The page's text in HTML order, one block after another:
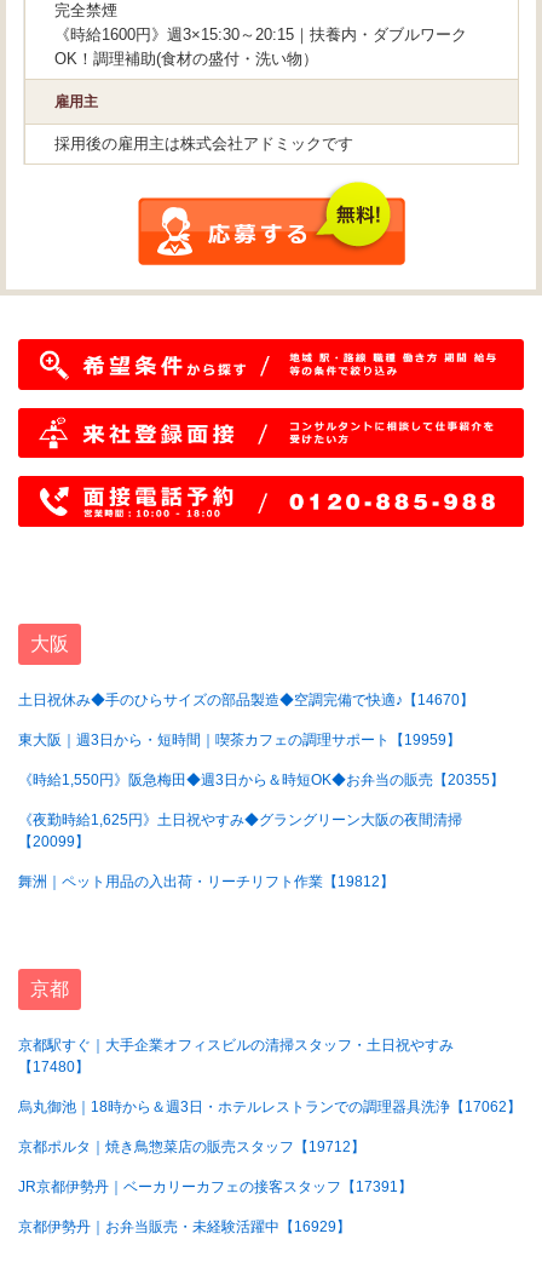
完全禁煙
《時給1600円》週3×15:30～20:15｜扶養内・ダブルワーク
OK！調理補助(食材の盛付・洗い物）
雇用主
採用後の雇用主は株式会社アドミックです
大阪
土日祝休み◆手のひらサイズの部品製造◆空調完備で快適♪【14670】
東大阪｜週3日から・短時間｜喫茶カフェの調理サポート【19959】
《時給1,550円》阪急梅田◆週3日から＆時短OK◆お弁当の販売【20355】
《夜勤時給1,625円》土日祝やすみ◆グラングリーン大阪の夜間清掃
【20099】
舞洲｜ペット用品の入出荷・リーチリフト作業【19812】
京都
京都駅すぐ｜大手企業オフィスビルの清掃スタッフ・土日祝やすみ
【17480】
烏丸御池｜18時から＆週3日・ホテルレストランでの調理器具洗浄【17062】
京都ポルタ｜焼き鳥惣菜店の販売スタッフ【19712】
JR京都伊勢丹｜ベーカリーカフェの接客スタッフ【17391】
京都伊勢丹｜お弁当販売・未経験活躍中【16929】